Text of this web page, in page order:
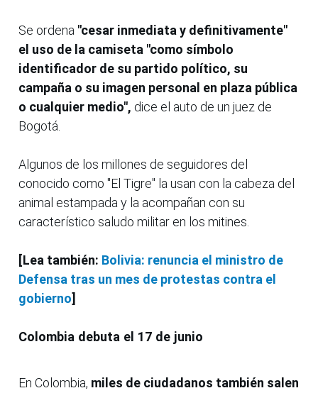
Se ordena "cesar inmediata y definitivamente"
el uso de la camiseta "como símbolo
identificador de su partido político, su
campaña o su imagen personal en plaza pública
o cualquier medio", dice el auto de un juez de
Bogotá.
Algunos de los millones de seguidores del
conocido como "El Tigre" la usan con la cabeza del
animal estampada y la acompañan con su
característico saludo militar en los mitines.
[Lea también: Bolivia: renuncia el ministro de
Defensa tras un mes de protestas contra el
gobierno]
Colombia debuta el 17 de junio
En Colombia, miles de ciudadanos también salen